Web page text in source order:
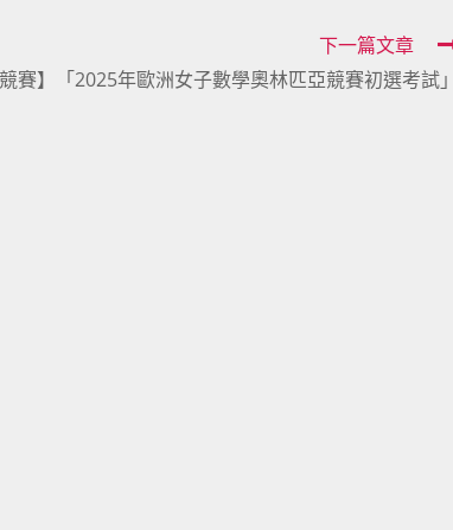
下一篇文章
競賽】「2025年歐洲女子數學奧林匹亞競賽初選考試」